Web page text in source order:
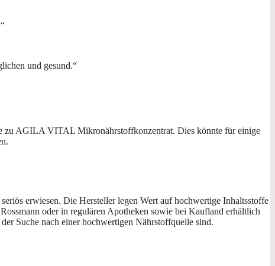
und gesund.“
zu AGILA VITAL Mikronährstoffkonzentrat. Dies könnte für einige
erwiesen. Die Hersteller legen Wert auf hochwertige Inhaltsstoffe
oder in regulären Apotheken sowie bei Kaufland erhältlich
Suche nach einer hochwertigen Nährstoffquelle sind.